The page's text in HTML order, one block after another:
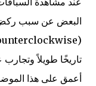
البعض عن سبب
تاريخًا طويلاً
أعمق على هذا